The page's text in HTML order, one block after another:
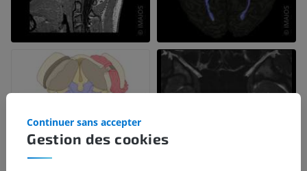
Gestion des cookies
Continuer sans accepter